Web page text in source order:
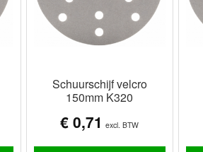
Schuurschijf velcro
150mm K320
€ 0,71 excl. BTW